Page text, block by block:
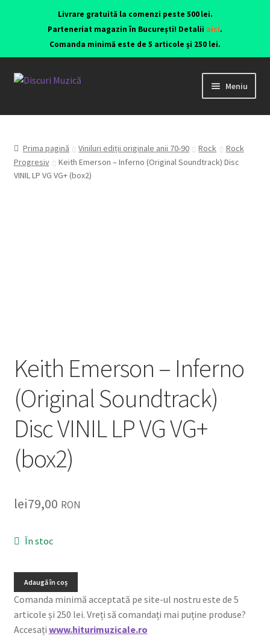
Livrare gratuită la comenzi peste 500 lei.
Parteneriat magazin în București! Detalii aici.
Comanda minimă este de 5 articole și 250 lei.
Meniu
Viniluri ediții originale anii 70-90
CD-uri originale
Contact
Blog
lei0,00
Prima pagină Viniluri ediții originale anii 70-90 Rock
Rock
Progresiv
Keith Emerson – Inferno (Original Soundtrack) Disc
VINIL LP VG VG+ (box2)
Keith Emerson – Inferno
(Original Soundtrack)
Disc VINIL LP VG VG+
(box2)
lei79,00 RON
În stoc
Adaugă în coș
Comanda minimă acceptată pe site-ul nostru este de 5
articole și 250 lei. Vreți să comandați mai puține produse?
Accesați www.hiturimuzicale.ro